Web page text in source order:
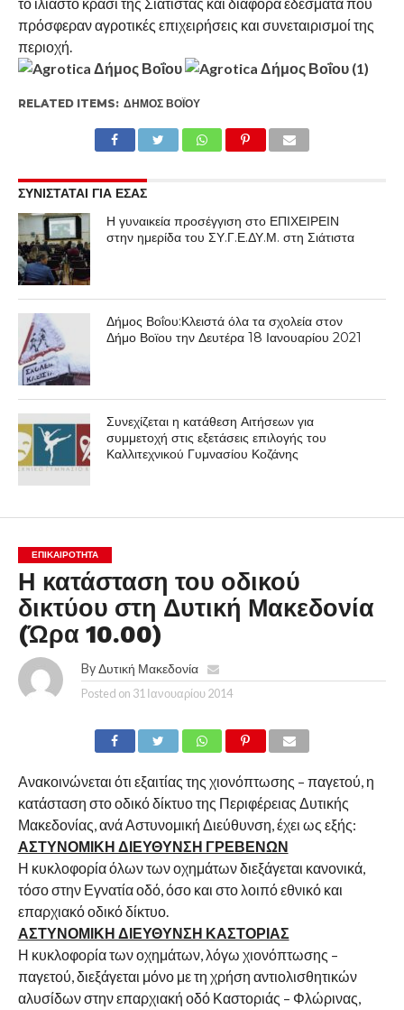
πρόσφεραν αγροτικές επιχειρήσεις και συνεταιρισμοί της
περιοχή.
RELATED ITEMS: ΔΉΜΟΣ ΒΟΪ́ΟΥ
ΣΥΝΙΣΤΑΤΑΙ ΓΙΑ ΕΣΑΣ
Η γυναικεία προσέγγιση στο ΕΠΙΧΕΙΡΕΙΝ
στην ημερίδα του ΣΥ.Γ.Ε.ΔΥ.Μ. στη Σιάτιστα
Δήμος Βοΐου:Κλειστά όλα τα σχολεία στον
Δήμο Βοϊου την Δευτέρα 18 Ιανουαρίου 2021
Συνεχίζεται η κατάθεση Αιτήσεων για
συμμετοχή στις εξετάσεις επιλογής του
Καλλιτεχνικού Γυμνασίου Κοζάνης
ΕΠΙΚΑΙΡΟΤΗΤΑ
Η κατάσταση του οδικού
δικτύου στη Δυτική Μακεδονία
(Ώρα 10.00)
By Δυτική Μακεδονία
Posted on 31 Ιανουαρίου 2014
Ανακοινώνεται ότι εξαιτίας της χιονόπτωσης – παγετού, η
κατάσταση στο οδικό δίκτυο της Περιφέρειας Δυτικής
Μακεδονίας, ανά Αστυνομική Διεύθυνση, έχει ως εξής:
ΑΣΤΥΝΟΜΙΚΗ ΔΙΕΥΘΥΝΣΗ ΓΡΕΒΕΝΩΝ
Η κυκλοφορία όλων των οχημάτων διεξάγεται κανονικά,
τόσο στην Εγνατία οδό, όσο και στο λοιπό εθνικό και
επαρχιακό οδικό δίκτυο.
ΑΣΤΥΝΟΜΙΚΗ ΔΙΕΥΘΥΝΣΗ ΚΑΣΤΟΡΙΑΣ
Η κυκλοφορία των οχημάτων, λόγω χιονόπτωσης –
παγετού, διεξάγεται μόνο με τη χρήση αντιολισθητικών
αλυσίδων στην επαρχιακή οδό Καστοριάς – Φλώρινας,